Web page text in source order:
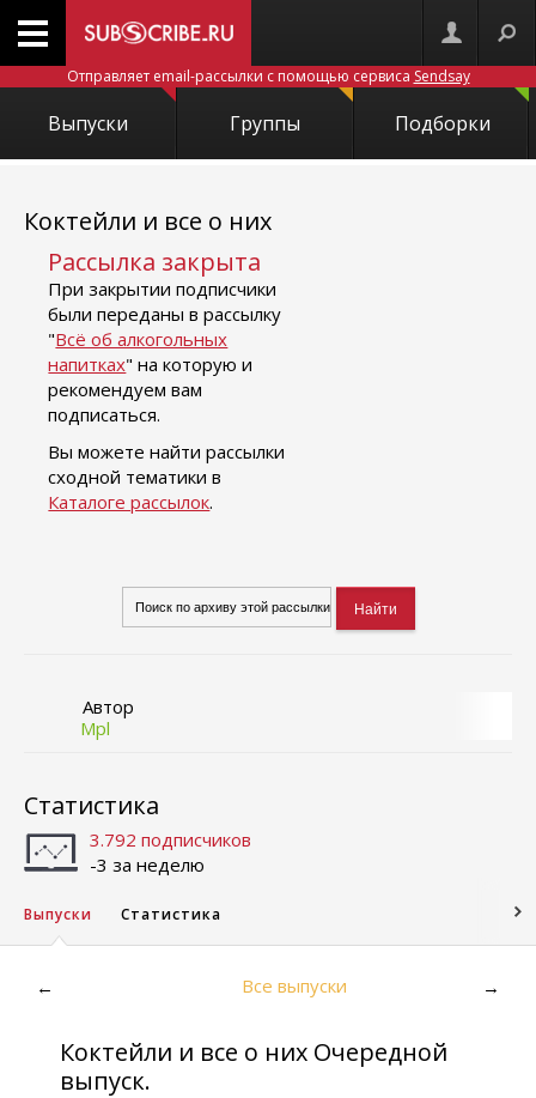
Отправляет email-рассылки с помощью сервиса Sendsay
Выпуски Группы Подборки
Коктейли и все о них
Рассылка закрыта
При закрытии подписчики
были переданы в рассылку
"Всё об алкогольных
напитках" на которую и
рекомендуем вам
подписаться.
Вы можете найти рассылки
сходной тематики в
Каталоге рассылок.
Автор
Mpl
Статистика
3.792 подписчиков
-3 за неделю
Выпуски Статистика
← Все выпуски →
Коктейли и все о них Очередной
выпуск.